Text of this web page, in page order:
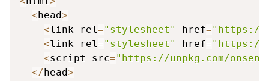
<head>
<link rel ="stylesheet" href="https://
<link rel ="stylesheet" href="https://
<script src="https://unpkg.com/
</head>